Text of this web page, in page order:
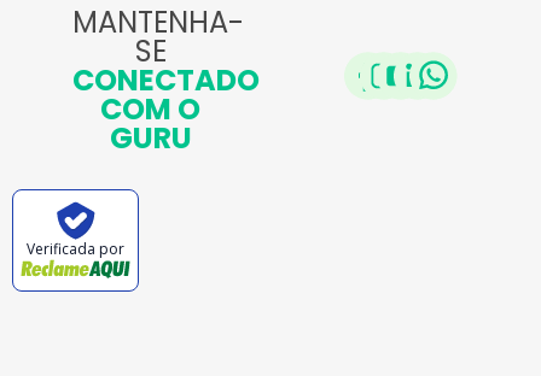
MANTENHA-
SE
CONECTADO
COM O
GURU
Verificada por